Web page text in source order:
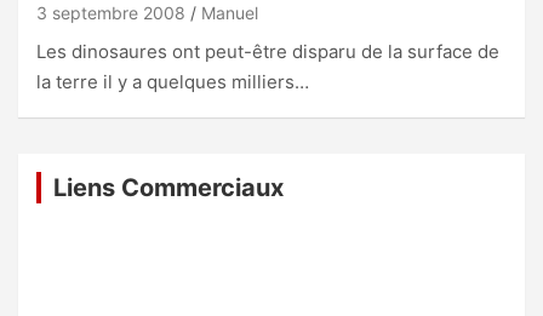
3 septembre 2008 Manuel
Les dinosaures ont peut-être disparu de la surface de
la terre il y a quelques milliers…
Liens Commerciaux